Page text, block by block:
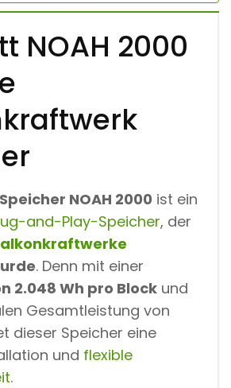
NOAH 2000
NOAH 2000 ist ein
and-Play-Speicher, der
. Denn mit einer
2.048 Wh pro Block und
Gesamtleistung von
dieser Speicher eine
und flexible
.